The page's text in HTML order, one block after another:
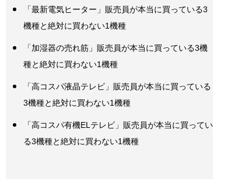
「最新電気ヒーター」販売員が本当に買っている3
機種と絶対に買わない1機種
「加湿器の売れ筋」販売員が本当に買っている3機
種と絶対に買わない1機種
「高コスパ液晶テレビ」販売員が本当に買っている
3機種と絶対に買わない1機種
「高コスパ有機ELテレビ」販売員が本当に買ってい
る3機種と絶対に買わない1機種